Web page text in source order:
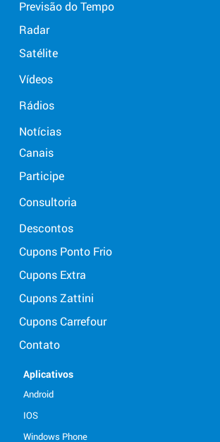
Previsão do Tempo
Radar
Satélite
Vídeos
Rádios
Notícias
Canais
Participe
Consultoria
Descontos
Cupons Ponto Frio
Cupons Extra
Cupons Zattini
Cupons Carrefour
Contato
Aplicativos
Android
IOS
Windows Phone